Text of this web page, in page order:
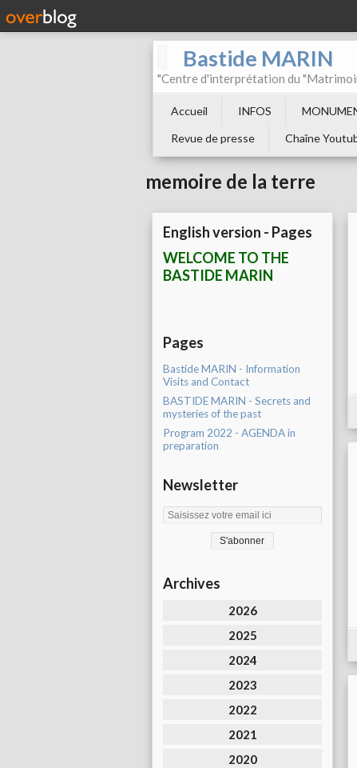
Bastide MARIN
"Centre d'interprétation du
Accueil INFOS
Revue de presse
Chaîne
memoire de la terre
English version - Pages
WELCOME TO THE
BASTIDE MARIN
Pages
Bastide MARIN - Information
Visits and Contact
BASTIDE MARIN - Secrets and
mysteries of the past
Program 2022 - AGENDA in
preparation
Newsletter
Archives
2026
2025
2024
2023
2022
2021
2020